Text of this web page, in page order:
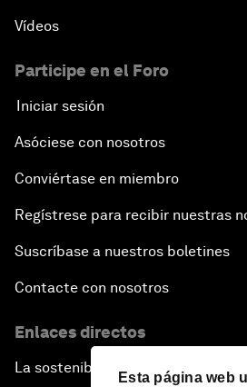
Esta página web
Vídeos
Participe en el Foro
Iniciar sesión
Asóciese con nosotros
Conviértase en miembro
Regístrese para recibir nuestras
Suscríbase a nuestros boletines
Contacte con nosotros
Enlaces directos
La sostenibilidad en el Foro